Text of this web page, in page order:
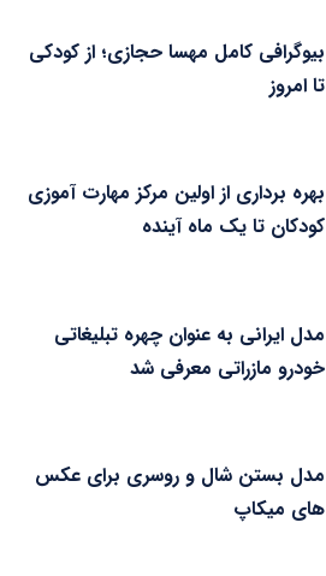
بیوگرافی کامل مهسا حجازی؛ از کودکی
تا امروز
بهره برداری از اولین مرکز مهارت آموزی
کودکان تا یک ماه آینده
مدل ایرانی به عنوان چهره تبلیغاتی
خودرو مازراتی معرفی شد
مدل بستن شال و روسری برای عکس
های میکاپ